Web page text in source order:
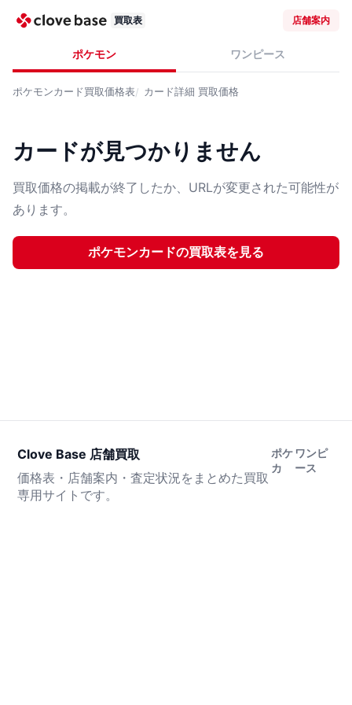
買取表 店舗案内
ポケモン ワンピース
ポケモンカード買取価格表 カード詳細 買取価格
カードが見つかりません
買取価格の掲載が終了したか、URLが変更された可能性が
あります。
ポケモンカードの買取表を見る
Clove Base 店舗買取
価格表・店舗案内・査定状況をまとめた買取
専用サイトです。
ポケ
カ
ワンピ
ース